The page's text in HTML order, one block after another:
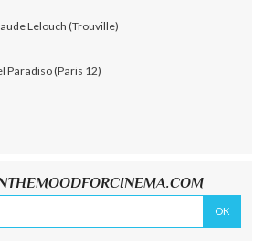
Lelouch (Trouville)
Paradiso (Paris 12)